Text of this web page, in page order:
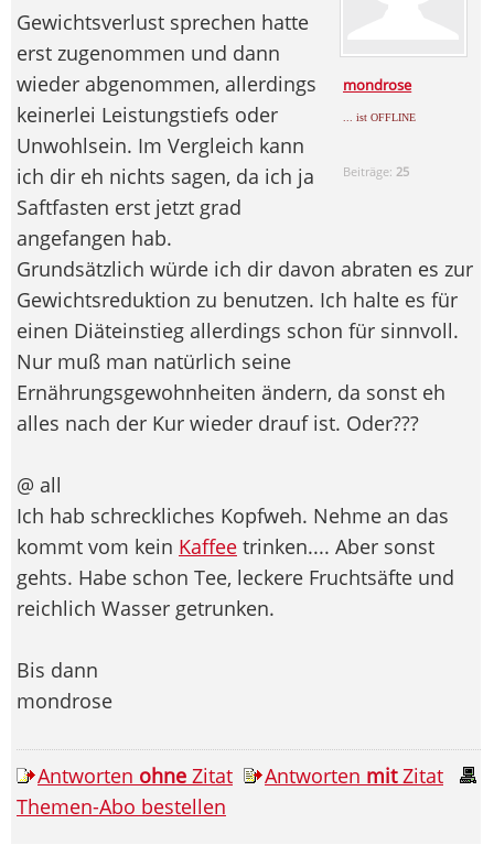
mondrose
... ist OFFLINE
Beiträge: 25
Gewichtsverlust sprechen hatte
erst zugenommen und dann
wieder abgenommen, allerdings
keinerlei Leistungstiefs oder
Unwohlsein. Im Vergleich kann
ich dir eh nichts sagen, da ich ja
Saftfasten erst jetzt grad
angefangen hab.
Grundsätzlich würde ich dir davon abraten es zur
Gewichtsreduktion zu benutzen. Ich halte es für
einen Diäteinstieg allerdings schon für sinnvoll.
Nur muß man natürlich seine
Ernährungsgewohnheiten ändern, da sonst eh
alles nach der Kur wieder drauf ist. Oder???
@ all
Ich hab schreckliches Kopfweh. Nehme an das
kommt vom kein Kaffee trinken.... Aber sonst
gehts. Habe schon Tee, leckere Fruchtsäfte und
reichlich Wasser getrunken.
Bis dann
mondrose
Antworten ohne Zitat Antworten mitZitat
Themen-Abo bestellen